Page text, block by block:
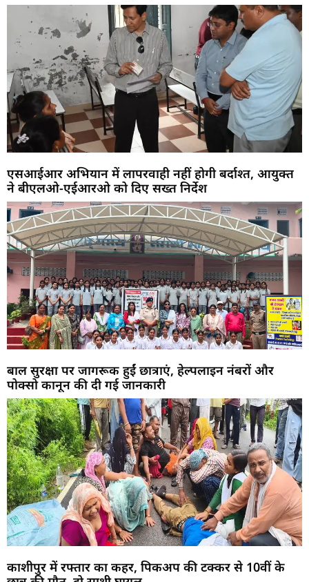
एसआईआर अभियान में लापरवाही नहीं होगी बर्दाश्त, आयुक्त
ने बीएलओ-एईआरओ को दिए सख्त निर्देश
बाल सुरक्षा पर जागरूक हुईं छात्राएं, हेल्पलाइन नंबरों और
पोक्सो कानून की दी गई जानकारी
काशीपुर में रफ्तार का कहर, पिकअप की टक्कर से 10वीं के